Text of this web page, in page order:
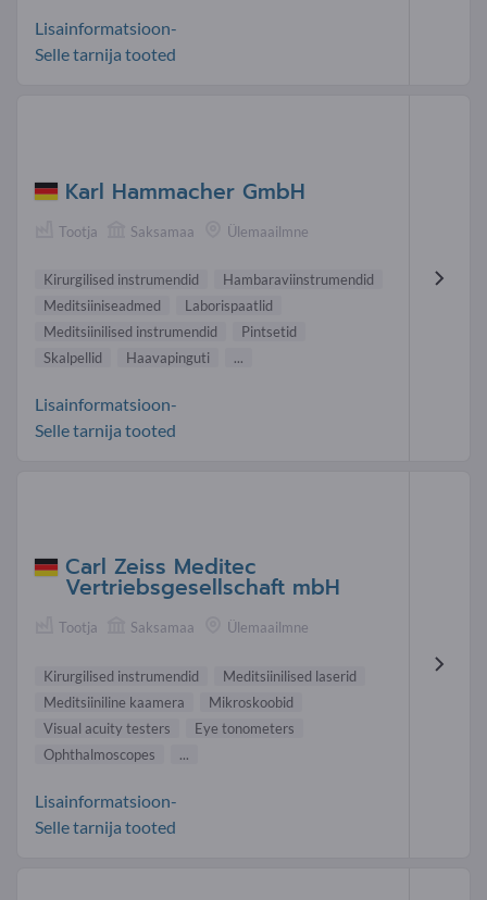
Lisainformatsioon-
Selle tarnija tooted
Karl Hammacher GmbH
Tootja Saksamaa Ülemaailmne
Kirurgilised instrumendid
Hambaraviinstrumendid
Meditsiiniseadmed
Laborispaatlid
Meditsiinilised instrumendid
Pintsetid
Skalpellid
Haavapinguti ...
Lisainformatsioon-
Selle tarnija tooted
Carl Zeiss Meditec
Vertriebsgesellschaft mbH
Tootja Saksamaa Ülemaailmne
Kirurgilised instrumendid
Meditsiinilised laserid
Meditsiiniline kaamera
Mikroskoobid
Visual acuity testers
Eye tonometers
Ophthalmoscopes
...
Lisainformatsioon-
Selle tarnija tooted